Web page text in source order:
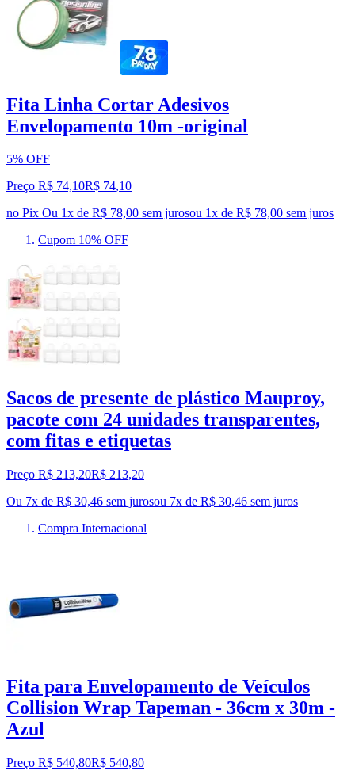
Fita Linha Cortar Adesivos
Envelopamento 10m -original
5% OFF
Preço R$ 74,10R$ 74,10
no Pix Ou 1x de R$ 78,00 sem jurosou 1x de R$ 78,00 sem juros
Cupom 10% OFF
Sacos de presente de plástico Mauproy,
pacote com 24 unidades transparentes,
com fitas e etiquetas
Preço R$ 213,20R$ 213,20
Ou 7x de R$ 30,46 sem jurosou 7x de R$ 30,46 sem juros
Compra Internacional
Fita para Envelopamento de Veículos
Collision Wrap Tapeman - 36cm x 30m -
Azul
Preço R$ 540,80R$ 540,80